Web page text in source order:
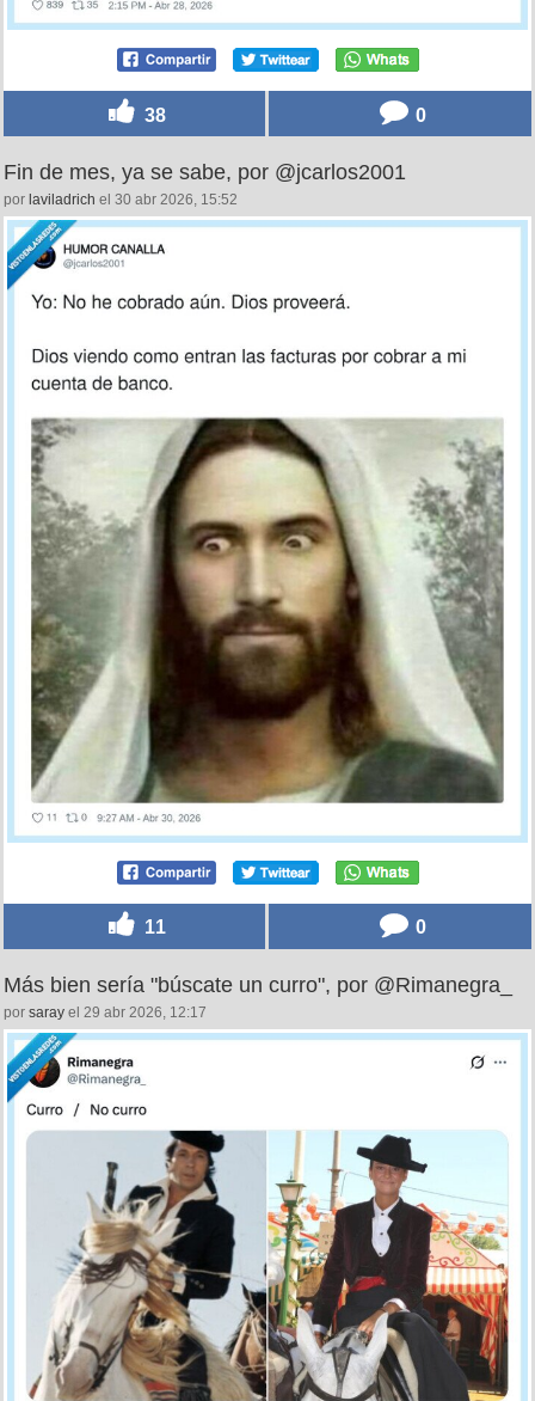
38 0
Fin de mes, ya se sabe, por @jcarlos2001
por laviladrich el 30 abr 2026, 15:52
11 0
Más bien sería "búscate un curro", por @Rimanegra_
por saray el 29 abr 2026, 12:17